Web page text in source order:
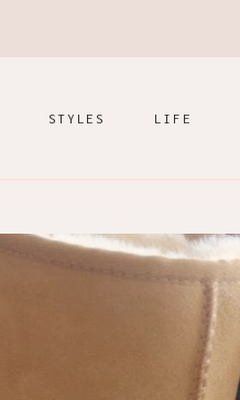
STYLES LIFE